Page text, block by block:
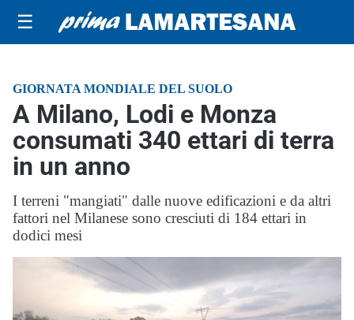
☰
GIORNATA MONDIALE DEL SUOLO
A Milano, Lodi e Monza
consumati 340 ettari di terra
in un anno
I terreni "mangiati" dalle nuove edificazioni e da altri
fattori nel Milanese sono cresciuti di 184 ettari in
dodici mesi